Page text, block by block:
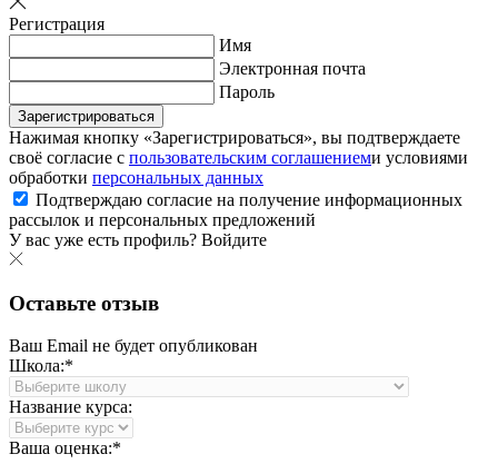
Регистрация
Имя
Электронная почта
Пароль
Зарегистрироваться
Нажимая кнопку «Зарегистрироваться», вы подтверждаете
своё согласие с пользовательским соглашениеми условиями
обработки персональных данных
Подтверждаю согласие на получение информационных
рассылок и персональных предложений
У вас уже есть профиль? Войдите
Оставьте отзыв
Ваш Email не будет опубликован
Школа:*
Название курса:
Ваша оценка:*